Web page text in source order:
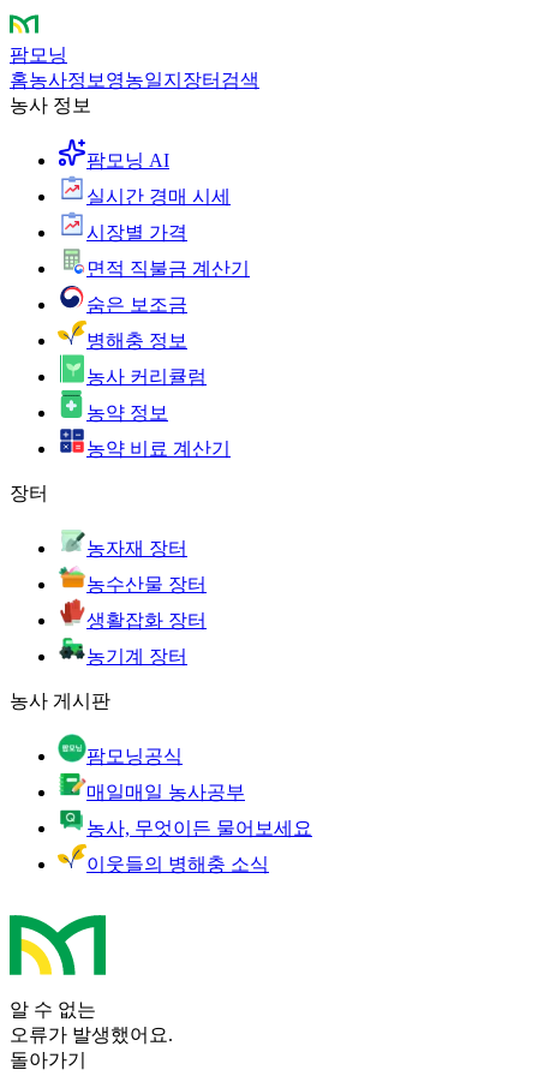
팜모닝
홈농사정보 영농일지 장터 검색
농사 정보
팜모닝 AI
실시간 경매 시세
시장별 가격
면적 직불금 계산기
숨은 보조금
병해충 정보
농사 커리큘럼
농약 정보
농약 비료 계산기
장터
농자재 장터
농수산물 장터
생활잡화 장터
농기계 장터
농사 게시판
팜모닝공식
매일매일 농사공부
농사, 무엇이든 물어보세요
이웃들의 병해충 소식
알 수 없는
오류가 발생했어요.
돌아가기